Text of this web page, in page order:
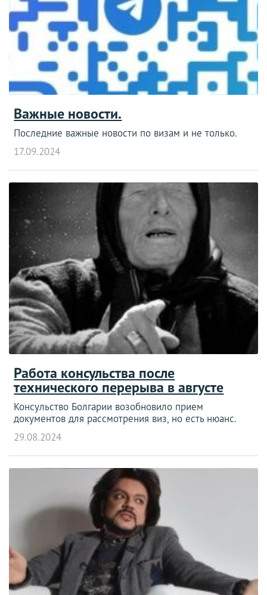
Важные новости.
Последние важные новости по визам и не только.
17.09.2024
Работа консульства после
технического перерыва в августе
Консульство Болгарии возобновило прием
документов для рассмотрения виз, но есть нюанс.
29.08.2024